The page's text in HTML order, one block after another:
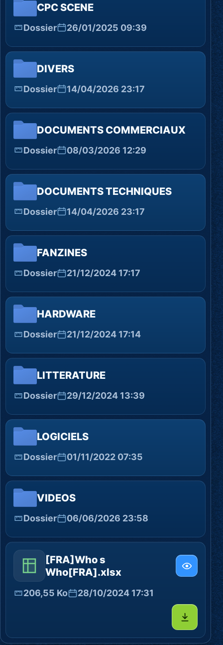
CPC SCENE
Dossier 26/01/2025 09:39
DIVERS
Dossier 14/04/2026 23:17
DOCUMENTS COMMERCIAUX
Dossier 08/03/2026 12:29
DOCUMENTS TECHNIQUES
Dossier 14/04/2026 23:17
FANZINES
Dossier 21/12/2024 17:17
HARDWARE
Dossier 21/12/2024 17:14
LITTERATURE
Dossier 29/12/2024 13:39
LOGICIELS
Dossier 01/11/2022 07:35
VIDEOS
Dossier 06/06/2026 23:58
[FRA]Who s
Who[FRA].xlsx
206,55 Ko 28/10/2024 17:31